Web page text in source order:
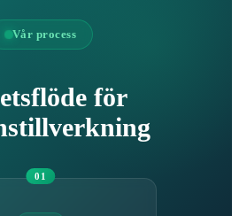
Vår process
för
01